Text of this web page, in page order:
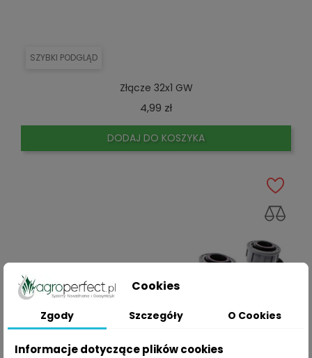
SZYBKI PODGLĄD
Złącze 32x1 GW
4,99 złCena
DODAJ DO KOSZYKA
Cookies
Zgody Szczegóły O Cookies
Informacje dotyczące plików cookies